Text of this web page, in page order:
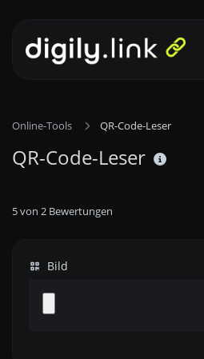
Online-Tools QR-Code-Leser
QR-Code-Leser
5von 2 Bewertungen
Bild